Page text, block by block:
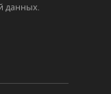
данных.